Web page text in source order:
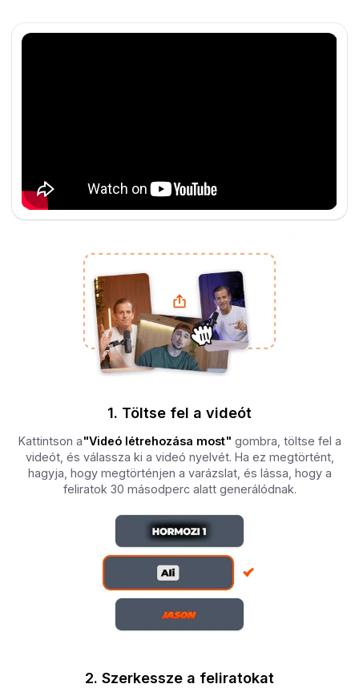
1. Töltse fel a videót
Kattintson a"Videó létrehozása most" gombra, töltse fel a
videót, és válassza ki a videó nyelvét. Ha ez megtörtént,
hagyja, hogy megtörténjen a varázslat, és lássa, hogy a
feliratok 30 másodperc alatt generálódnak.
2. Szerkessze a feliratokat